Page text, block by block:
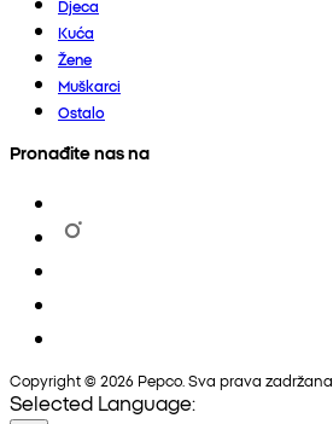
Djeca
Kuća
Žene
Muškarci
Ostalo
Pronađite nas na
Copyright © 2026 Pepco. Sva prava zadržana.
Selected Language: